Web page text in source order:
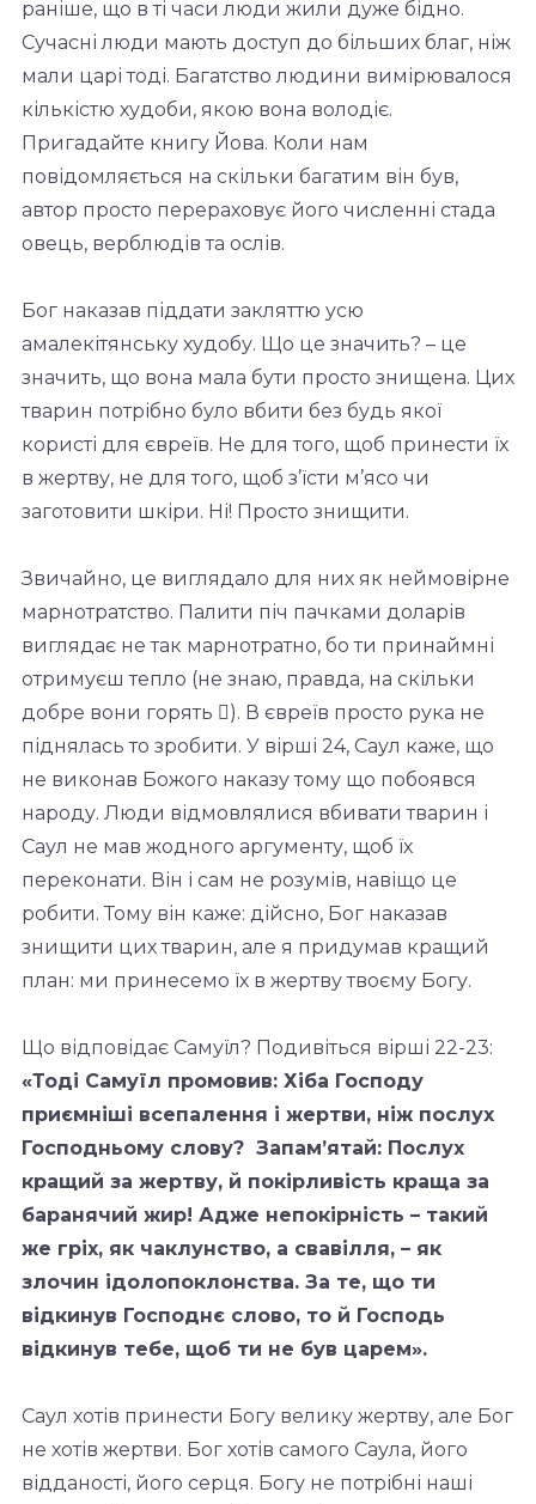
раніше, що в ті часи люди жили дуже бідно.
Сучасні люди мають доступ до більших благ, ніж
мали царі тоді. Багатство людини вимірювалося
кількістю худоби, якою вона володіє.
Пригадайте книгу Йова. Коли нам
повідомляється на скільки багатим він був,
автор просто перераховує його численні стада
овець, верблюдів та ослів.
Бог наказав піддати закляттю усю
амалекітянську худобу. Що це значить? – це
значить, що вона мала бути просто знищена. Цих
тварин потрібно було вбити без будь якої
користі для євреїв. Не для того, щоб принести їх
в жертву, не для того, щоб з’їсти м’ясо чи
заготовити шкіри. Ні! Просто знищити.
Звичайно, це виглядало для них як неймовірне
марнотратство. Палити піч пачками доларів
виглядає не так марнотратно, бо ти принаймні
отримуєш тепло (не знаю, правда, на скільки
добре вони горять ). В євреїв просто рука не
піднялась то зробити. У вірші 24, Саул каже, що
не виконав Божого наказу тому що побоявся
народу. Люди відмовлялися вбивати тварин і
Саул не мав жодного аргументу, щоб їх
переконати. Він і сам не розумів, навіщо це
робити. Тому він каже: дійсно, Бог наказав
знищити цих тварин, але я придумав кращий
план: ми принесемо їх в жертву твоєму Богу.
Що відповідає Самуїл? Подивіться вірші 22-23:
«Тоді Самуїл промовив: Хіба Господу
приємніші всепалення і жертви, ніж послух
Господньому слову? Запам’ятай: Послух
кращий за жертву, й покірливість краща за
баранячий жир! Адже непокірність – такий
же гріх, як чаклунство, а свавілля, – як
злочин ідолопоклонства. За те, що ти
відкинув Господнє слово, то й Господь
відкинув тебе, щоб ти не був царем».
Саул хотів принести Богу велику жертву, але Бог
не хотів жертви. Бог хотів самого Саула, його
відданості, його серця. Богу не потрібні наші